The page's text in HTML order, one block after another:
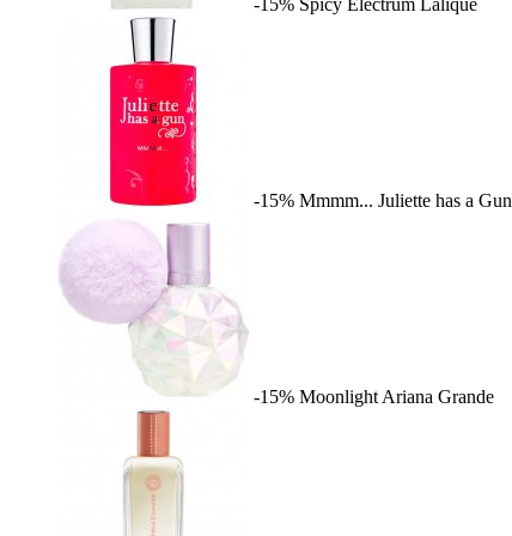
-15% Spicy Electrum Lalique
-15% Mmmm... Juliette has a Gun
-15% Moonlight Ariana Grande